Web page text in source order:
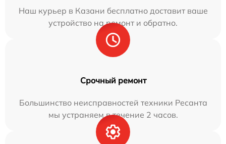
Наш курьер в Казани бесплатно доставит ваше
устройство на ремонт и обратно.
Срочный ремонт
Большинство неисправностей техники Ресанта
мы устраняем в течение 2 часов.